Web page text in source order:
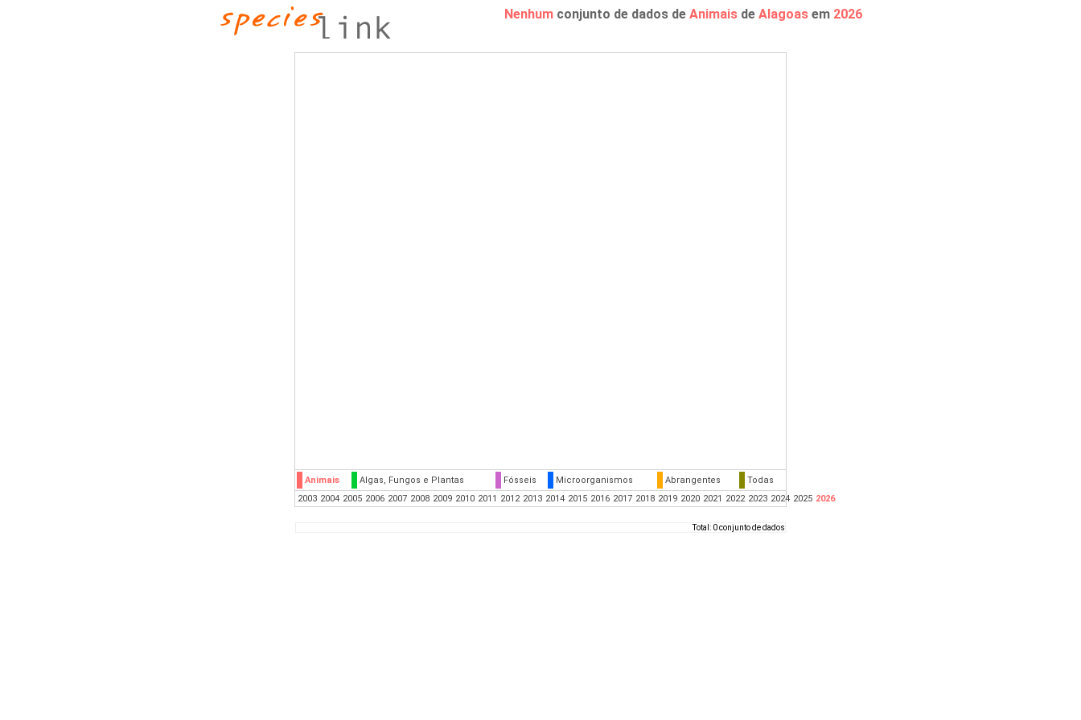
Nenhum conjunto de dados de Animais de Alagoas em 2026
Animais Algas, Fungos e Plantas Fósseis Microorganismos Abrangentes
Todas
2003 2004 2005 2006 2007 2008 2009 2010 2011 2012 2013 2014 2015 2016 2017 2018 2019 2020 2021 2022 2023 2024 2025 2026
Total: 0 conjunto de dados